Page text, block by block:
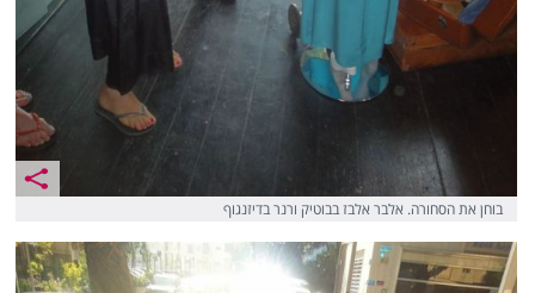
בוחן את הסחורה. אלבר אלבז בבוטיק ורנר בדיזנגוף